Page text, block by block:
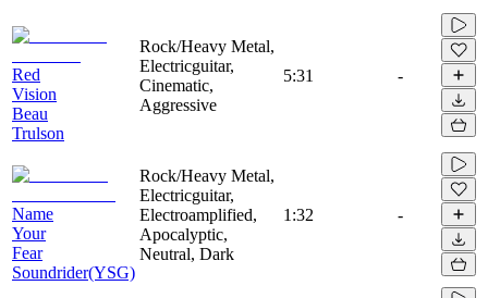
Red
Vision
Beau
Trulson
Rock/Heavy Metal,
Electricguitar,
Cinematic,
Aggressive
5:31 -
Name
Your
Fear
Soundrider(YSG)
Rock/Heavy Metal,
Electricguitar,
Electroamplified,
Apocalyptic,
Neutral, Dark
1:32 -